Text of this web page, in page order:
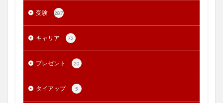
受験 287
キャリア 72
プレゼント 20
タイアップ 5